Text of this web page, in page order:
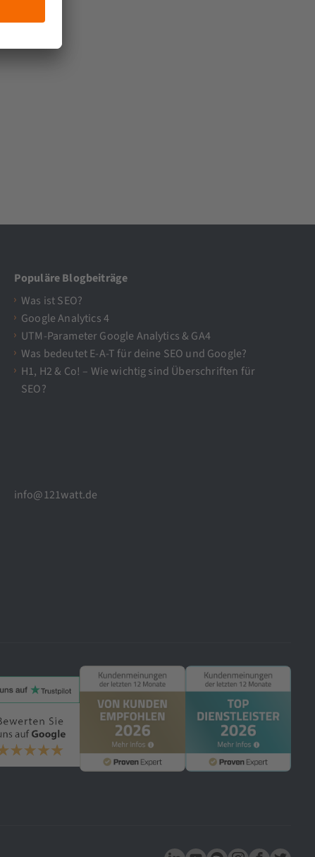
Populäre Blogbeiträge
Was ist SEO?
Google Analytics 4
UTM-Parameter Google Analytics & GA4
Was bedeutet E-A-T für deine SEO und Google?
H1, H2 & Co! – Wie wichtig sind Überschriften für
SEO?
info@121watt.de